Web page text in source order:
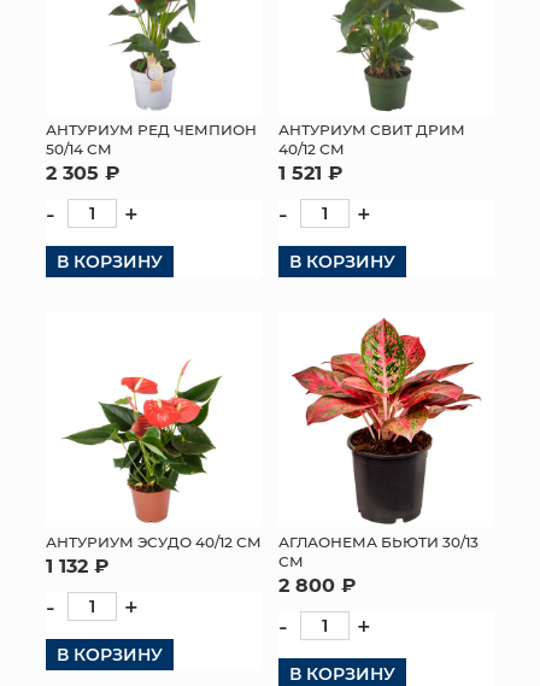
АНТУРИУМ РЕД ЧЕМПИОН
50/14 СМ
2 305 ₽
- +
В КОРЗИНУ
АНТУРИУМ СВИТ ДРИМ
40/12 СМ
1 521 ₽
- +
В КОРЗИНУ
АНТУРИУМ ЭСУДО 40/12 СМ
1 132 ₽
- +
В КОРЗИНУ
АГЛАОНЕМА БЬЮТИ 30/13
СМ
2 800 ₽
- +
В КОРЗИНУ